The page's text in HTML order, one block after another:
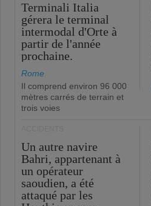
Terminali Italia
gérera le terminal
intermodal d'Orte à
partir de l'année
prochaine.
Rome
Il comprend environ 96 000
mètres carrés de terrain et
trois voies
Un autre navire
Bahri, appartenant à
un opérateur
saoudien, a été
attaqué par les